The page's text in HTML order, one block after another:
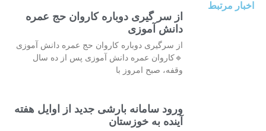
اخبار مرتبط
از سر گیری دوباره کاروان حج عمره
دانش آموزی
از سرگیری دوباره کاروان حج عمره دانش آموزی
🔹کاروان عمره دانش آموزی پس از ده سال
وقفه، صبح امروز با
ورود سامانه بارشی جدید از اوایل هفته
آینده به خوزستان